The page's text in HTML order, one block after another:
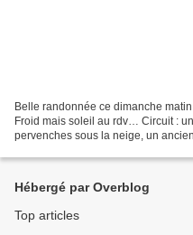
Belle randonnée ce dimanche
Froid mais soleil au rdv… Circuit :
pervenches sous la neige, un
Hébergé par Overblog
Top articles